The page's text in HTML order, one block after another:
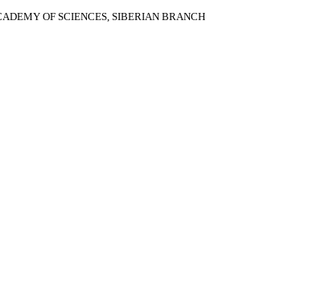
OF SCIENCES, SIBERIAN BRANCH